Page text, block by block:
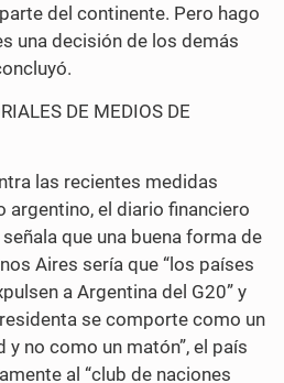
del continente. Pero hago
una decisión de los demás
DE MEDIOS DE
las recientes medidas
el diario financiero
señala que una buena forma de
Aires sería que “los países
a Argentina del G20” y
se comporte como un
no como un matón”, el país
al “club de naciones